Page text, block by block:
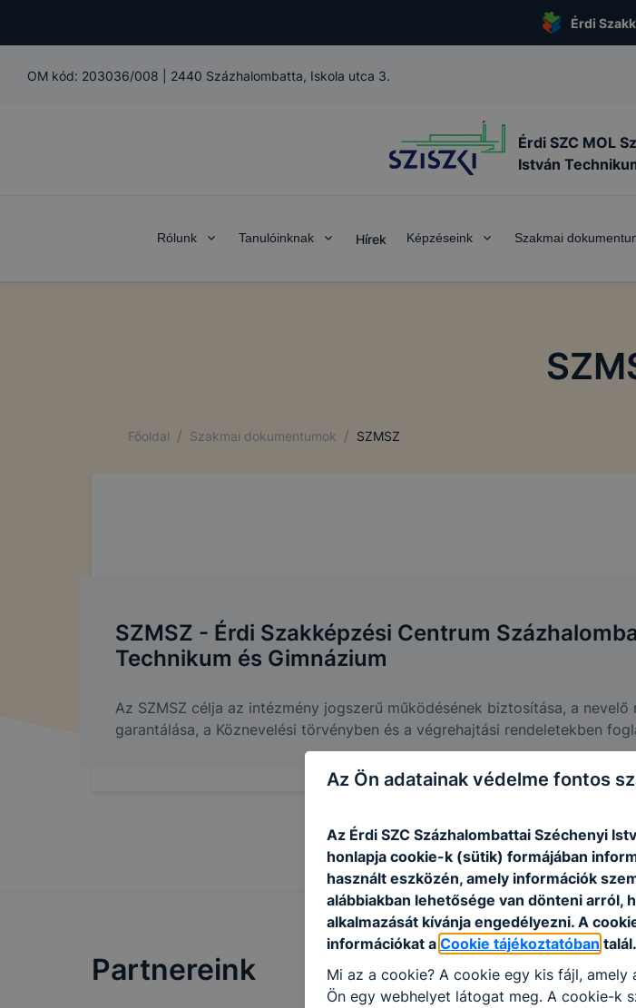
Érdi
OM kód: 203036/008 2440 Százhalombatta, Iskola utca 3.
Érdi SZC MOL
István
Rólunk Tanulóinknak Hírek Képzéseink Szakmai
Főoldal / Szakmai dokumentumok / SZMSZ
SZMSZ - Érdi Szakképzési Centrum
Technikum és Gimnázium
Az SZMSZ célja az intézmény jogszerű működésének biztosítása, a
garantálása, a Köznevelési törvényben és a végrehajtási rendeletekben
Partnereink
Az Ön adatainak védelme fontos
Az Érdi SZC Százhalombattai Széchenyi
honlapja cookie-k (sütik) formájában
használt eszközén, amely információk
alábbiakban lehetősége van dönteni arról,
alkalmazását kívánja engedélyezni. A
információkat a Cookie tájékoztatóban talál.
Mi az a cookie? A cookie egy kis fájl,
Ön egy webhelyet látogat meg. A cookie-k